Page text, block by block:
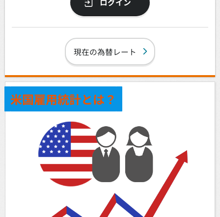
現在の為替レート
米国雇用統計とは？